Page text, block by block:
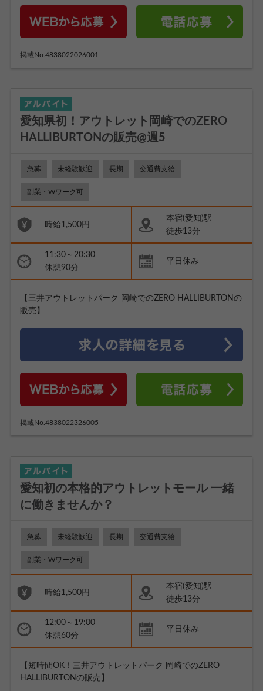
掲載No.4838022026001
愛知県初！アウトレット岡崎でのZERO
HALLIBURTONの販売@週5
急募 未経験歓迎 長期 交通費支給
副業・Wワーク可
時給1,500円
本宿(愛知)駅
徒歩13分
11:30～20:30
休憩90分
平日休み
【三井アウトレットパーク 岡崎でのZERO HALLIBURTONの
販売】
掲載No.4838022326005
愛知初の本格的アウトレットモール 一緒
に働きませんか？
急募 未経験歓迎 長期 交通費支給
副業・Wワーク可
時給1,500円
本宿(愛知)駅
徒歩13分
12:00～19:00
休憩60分
平日休み
【短時間OK！三井アウトレットパーク 岡崎でのZERO
HALLIBURTONの販売】